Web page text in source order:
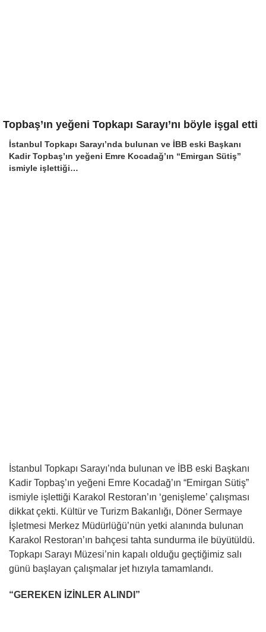
Topbaş’ın yeğeni Topkapı Sarayı’nı böyle işgal etti
İstanbul Topkapı Sarayı’nda bulunan ve İBB eski Başkanı
Kadir Topbaş’ın yeğeni Emre Kocadağ’ın “Emirgan Sütiş”
ismiyle işlettiği…
İstanbul Topkapı Sarayı’nda bulunan ve İBB eski Başkanı
Kadir Topbaş’ın yeğeni Emre Kocadağ’ın “Emirgan Sütiş”
ismiyle işlettiği Karakol Restoran’ın ‘genişleme’ çalışması
dikkat çekti. Kültür ve Turizm Bakanlığı, Döner Sermaye
İşletmesi Merkez Müdürlüğü’nün yetki alanında bulunan
Karakol Restoran’ın bahçesi tahta sundurma ile büyütüldü.
Topkapı Sarayı Müzesi’nin kapalı olduğu geçtiğimiz salı
günü başlayan çalışmalar jet hızıyla tamamlandı.
“GEREKEN İZİNLER ALINDI”